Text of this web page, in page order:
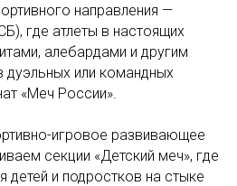
направления —
где атлеты в настоящих
алебардами и другим
или командных
«Меч России».
игровое развивающее
секции «Детский меч», где
детей и подростков на стыке